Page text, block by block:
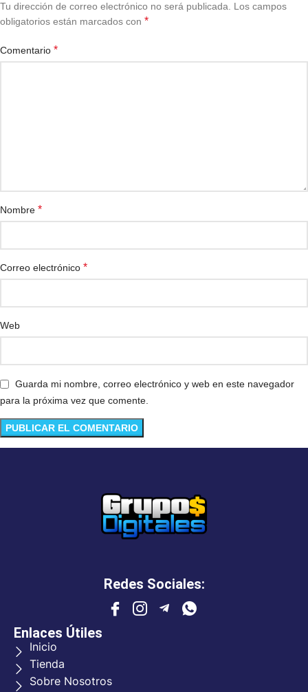
Tu dirección de correo electrónico no será publicada.
Los campos
obligatorios están marcados con *
Comentario *
Nombre *
Correo electrónico *
Web
Guarda mi nombre, correo electrónico y web en este navegador
para la próxima vez que comente.
Redes Sociales:
Enlaces Útiles
Inicio
Tienda
Sobre Nosotros